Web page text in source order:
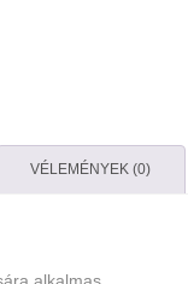
VÉLEMÉNYEK (0)